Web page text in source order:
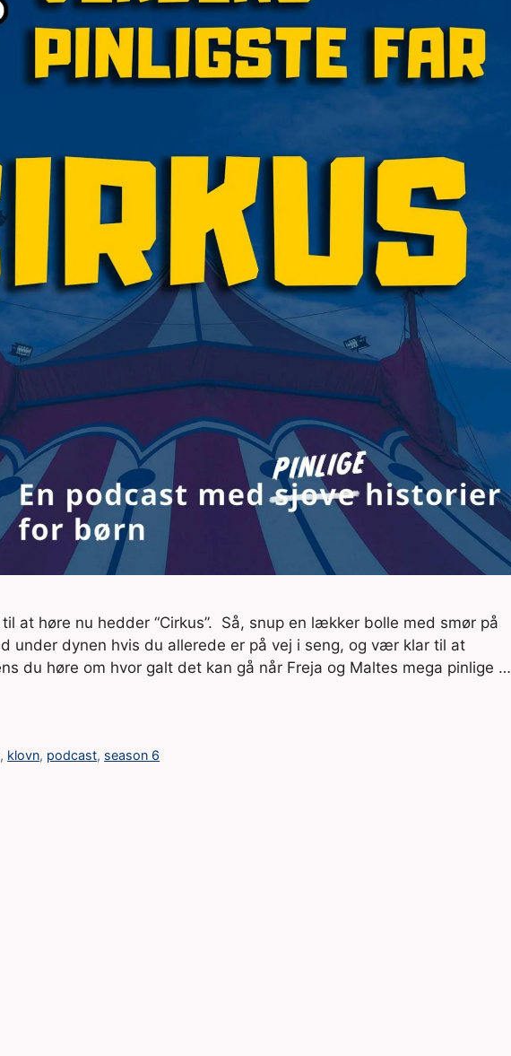
at høre nu hedder “Cirkus”. Så, snup en lækker bolle med smør på
under dynen hvis du allerede er på vej i seng, og vær klar til at
du høre om hvor galt det kan gå når Freja og Maltes mega pinlige …
, klovn, podcast, season 6